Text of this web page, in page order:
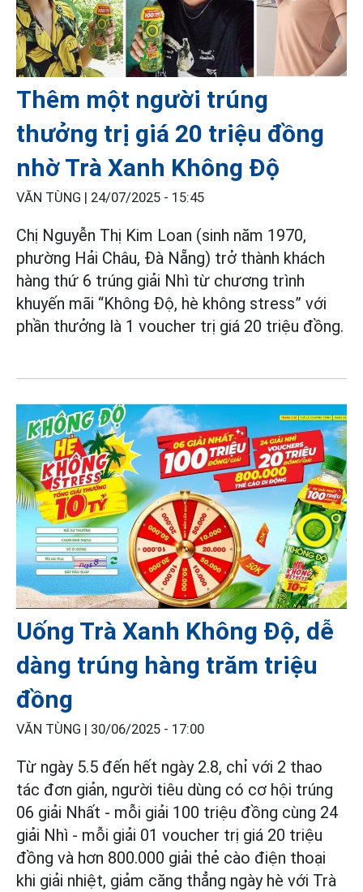
Thêm một người trúng
thưởng trị giá 20 triệu đồng
nhờ Trà Xanh Không Độ
VĂN TÙNG | 24/07/2025 - 15:45
Chị Nguyễn Thị Kim Loan (sinh năm 1970,
phường Hải Châu, Đà Nẵng) trở thành khách
hàng thứ 6 trúng giải Nhì từ chương trình
khuyến mãi “Không Độ, hè không stress” với
phần thưởng là 1 voucher trị giá 20 triệu đồng.
Uống Trà Xanh Không Độ, dễ
dàng trúng hàng trăm triệu
đồng
VĂN TÙNG | 30/06/2025 - 17:00
Từ ngày 5.5 đến hết ngày 2.8, chỉ với 2 thao
tác đơn giản, người tiêu dùng có cơ hội trúng
06 giải Nhất - mỗi giải 100 triệu đồng cùng 24
giải Nhì - mỗi giải 01 voucher trị giá 20 triệu
đồng và hơn 800.000 giải thẻ cào điện thoại
khi giải nhiệt, giảm căng thẳng ngày hè với Trà